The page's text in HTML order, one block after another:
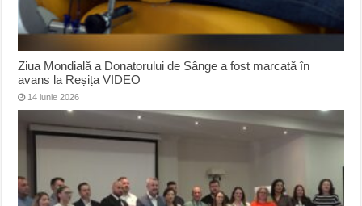
Ziua Mondială a Donatorului de Sânge a fost marcată în
avans la Reșița VIDEO
14 iunie 2026